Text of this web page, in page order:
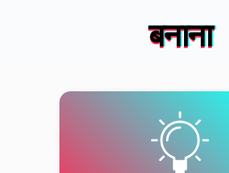
बनाना